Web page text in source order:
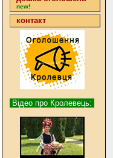
new!
контакт
Відео про Кролевець: